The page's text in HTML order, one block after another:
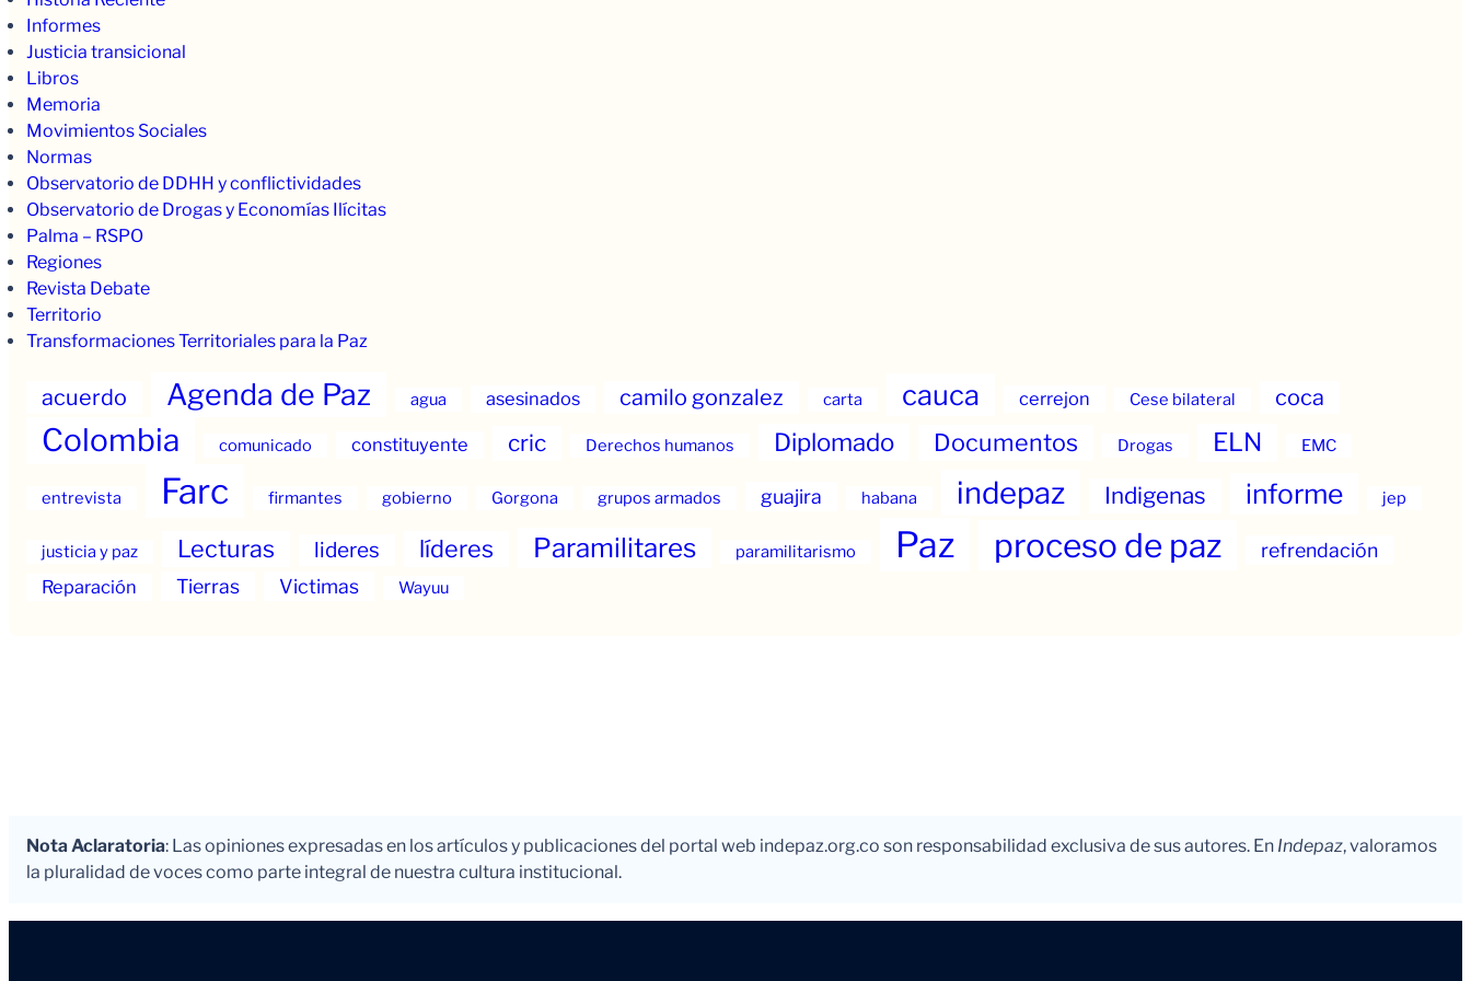
Informes
Justicia transicional
Libros
Memoria
Movimientos Sociales
Normas
Observatorio de DDHH y conflictividades
Observatorio de Drogas y Economías Ilícitas
Palma – RSPO
Regiones
Revista Debate
Territorio
Transformaciones Territoriales para la Paz
acuerdo Agenda de Paz agua asesinados camilo gonzalez carta cauca cerrejon Cese bilateral coca
Colombia comunicado constituyente cric Derechos humanos Diplomado Documentos Drogas ELN EMC
entrevista Farc firmantes gobierno Gorgona grupos armados guajira habana indepaz Indigenas informe jep
justicia y paz Lecturas lideres líderes Paramilitares paramilitarismo Paz proceso de paz refrendación
Reparación Tierras Victimas Wayuu
Nota Aclaratoria: Las opiniones expresadas en los artículos y publicaciones del portal web indepaz.org.co son responsabilidad exclusiva de sus autores. En Indepaz, valoramos
la pluralidad de voces como parte integral de nuestra cultura institucional.